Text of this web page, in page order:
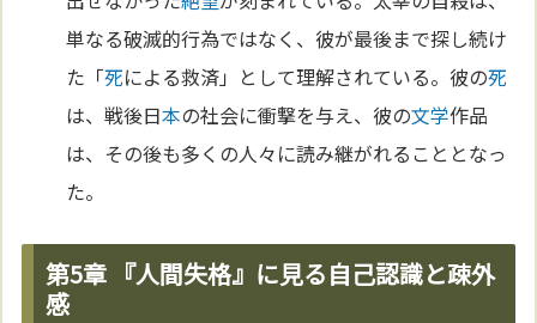
単なる破滅的行為ではなく、彼が最後まで探し続け
た「死による救済」として理解されている。彼の死
は、戦後日本の社会に衝撃を与え、彼の文学作品
は、その後も多くの人々に読み継がれることとなっ
た。
第5章 『人間失格』に見る自己認識と疎外
感